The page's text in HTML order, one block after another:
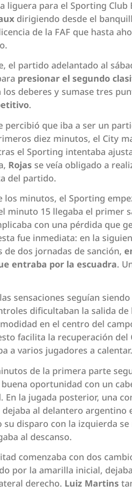
liguera para el Sporting Club
dirigiendo desde el
de la FAF que hasta
el partido adelantado al
presionar el segundo
deberes y sumase tres
.
percibió que iba a ser un
diez minutos, el City
el Sporting intentaba
Rojas se veía obligado a
del partido.
los minutos, el Sporting
minuto 15 llegaba el primer
con una pérdida que
fue inmediata: en la
de dos jornadas de sanción,
entraba por la escuadra.
sensaciones seguían
dificultaban la salida
en el centro del
facilita la recuperación del
a varios jugadores a calentar.
de la primera parte
oportunidad con un
En la jugada posterior, una
dejaba al delantero argentino
su disparo con la izquierda
al descanso.
comenzaba con dos
por la amarilla inicial,
derecho. Luiz Martins